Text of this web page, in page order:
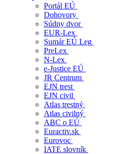
Portál EÚ
Dohovory
Súdny dvor
EUR-Lex
Sumár EÚ Leg
PreLex
N-Lex
e-Justice EÚ
JR Centrum
EJN trest
EJN civil
Atlas trestný
Atlas civilný
ABC o EÚ
Euractiv.sk
Eurovoc
IATE slovník